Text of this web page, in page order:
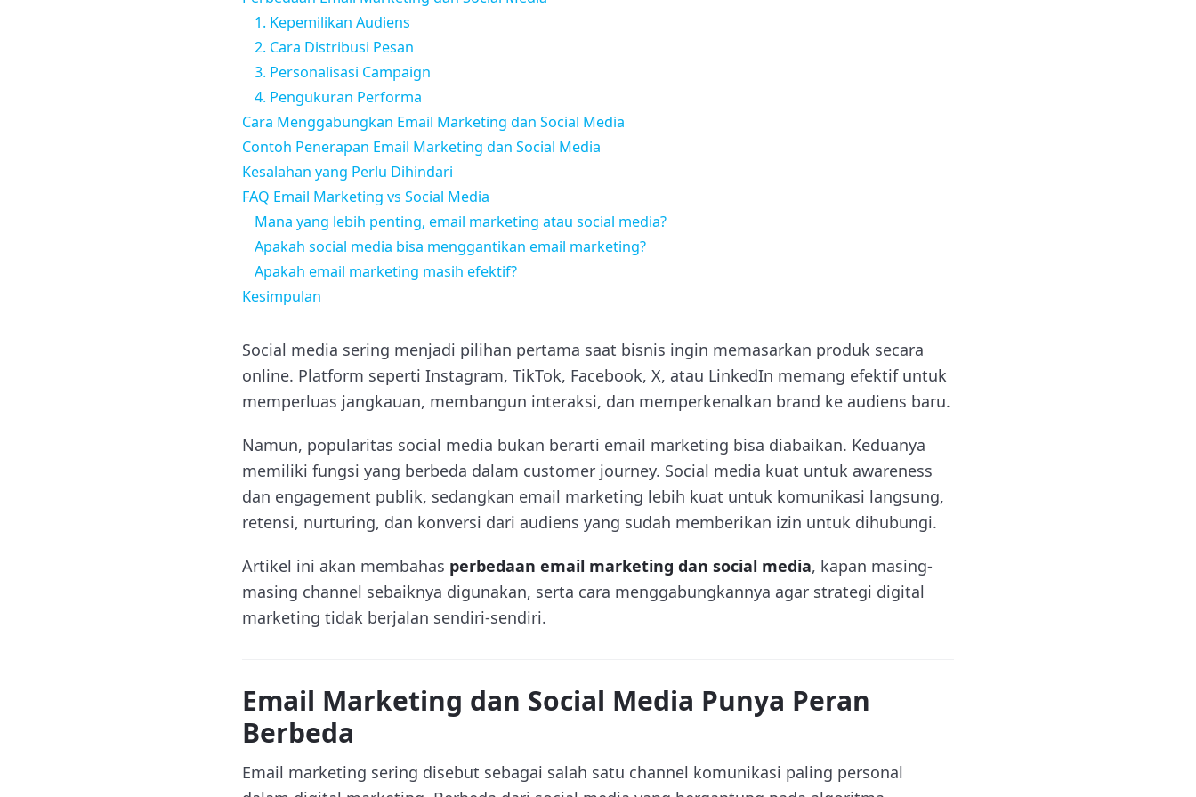
1. Kepemilikan Audiens
2. Cara Distribusi Pesan
3. Personalisasi Campaign
4. Pengukuran Performa
Cara Menggabungkan Email Marketing dan Social Media
Contoh Penerapan Email Marketing dan Social Media
Kesalahan yang Perlu Dihindari
FAQ Email Marketing vs Social Media
Mana yang lebih penting, email marketing atau social media?
Apakah social media bisa menggantikan email marketing?
Apakah email marketing masih efektif?
Kesimpulan
Social media sering menjadi pilihan pertama saat bisnis ingin memasarkan produk secara
online. Platform seperti Instagram, TikTok, Facebook, X, atau LinkedIn memang efektif untuk
memperluas jangkauan, membangun interaksi, dan memperkenalkan brand ke audiens baru.
Namun, popularitas social media bukan berarti email marketing bisa diabaikan. Keduanya
memiliki fungsi yang berbeda dalam customer journey. Social media kuat untuk awareness
dan engagement publik, sedangkan email marketing lebih kuat untuk komunikasi langsung,
retensi, nurturing, dan konversi dari audiens yang sudah memberikan izin untuk dihubungi.
Artikel ini akan membahas perbedaan email marketing dan social media, kapan masing-
masing channel sebaiknya digunakan, serta cara menggabungkannya agar strategi digital
marketing tidak berjalan sendiri-sendiri.
Email Marketing dan Social Media Punya Peran
Berbeda
Email marketing sering disebut sebagai salah satu channel komunikasi paling personal